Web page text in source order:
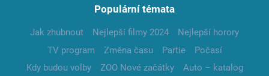
Populární témata
Jak zhubnout Nejlepší filmy 2024
Nejlepší horory
TV program
Změna času Partie
Počasí
Kdy budou volby
ZOO Nové začátky
Auto – katalog